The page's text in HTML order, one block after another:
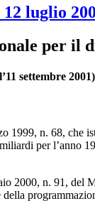
luglio
per il
settembre 2001)
1999, n. 68, che
per l’anno
2000, n. 91, del